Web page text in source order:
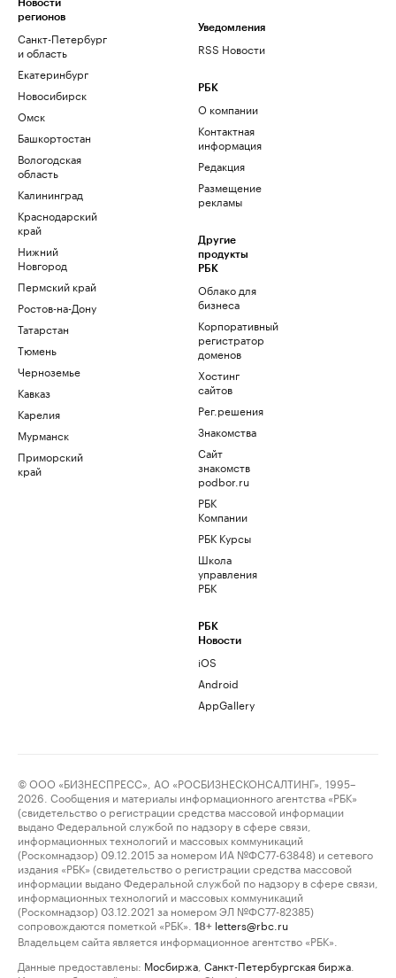
Новости
регионов
Санкт-Петербург
и область
Екатеринбург
Новосибирск
Омск
Башкортостан
Вологодская
область
Калининград
Краснодарский
край
Нижний
Новгород
Пермский край
Ростов-на-Дону
Татарстан
Тюмень
Черноземье
Кавказ
Карелия
Мурманск
Приморский
край
Уведомления
RSS Новости
РБК
О компании
Контактная
информация
Редакция
Размещение
рекламы
Другие
продукты
РБК
Облако для
бизнеса
Корпоративный
регистратор
доменов
Хостинг
сайтов
Рег.решения
Знакомства
Сайт
знакомств
podbor.ru
РБК
Компании
РБК Курсы
Школа
управления
РБК
РБК
Новости
iOS
Android
AppGallery
© ООО «БИЗНЕСПРЕСС», АО «РОСБИЗНЕСКОНСАЛТИНГ», 1995–
2026. Сообщения и материалы информационного агентства «РБК»
(свидетельство о регистрации средства массовой информации
выдано Федеральной службой по надзору в сфере связи,
информационных технологий и массовых коммуникаций
(Роскомнадзор) 09.12.2015 за номером ИА №ФС77-63848) и сетевого
издания «РБК» (свидетельство о регистрации средства массовой
информации выдано Федеральной службой по надзору в сфере связи,
информационных технологий и массовых коммуникаций
(Роскомнадзор) 03.12.2021 за номером ЭЛ №ФС77-82385)
сопровождаются пометкой «РБК».
18+ letters@rbc.ru
Владельцем сайта является информационное агентство «РБК».
Данные предоставлены: Мосбиржа Санкт-Петербургская биржа